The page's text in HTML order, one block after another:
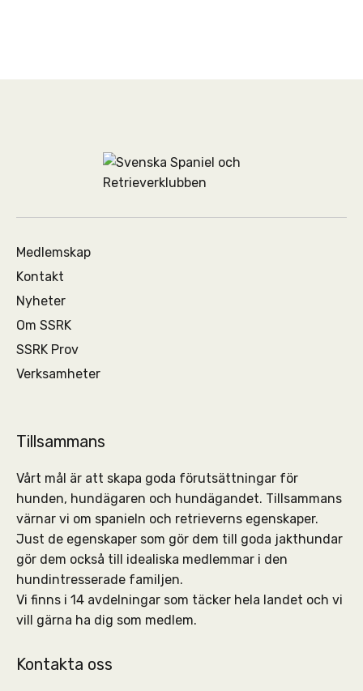
Medlemskap
Kontakt
Nyheter
Om SSRK
SSRK Prov
Verksamheter
Tillsammans
Vårt mål är att skapa goda förutsättningar för
hunden, hundägaren och hundägandet. Tillsammans
värnar vi om spanieln och retrieverns egenskaper.
Just de egenskaper som gör dem till goda jakthundar
gör dem också till idealiska medlemmar i den
hundintresserade familjen.
Vi finns i 14 avdelningar som täcker hela landet och vi
vill gärna ha dig som medlem.
Kontakta oss